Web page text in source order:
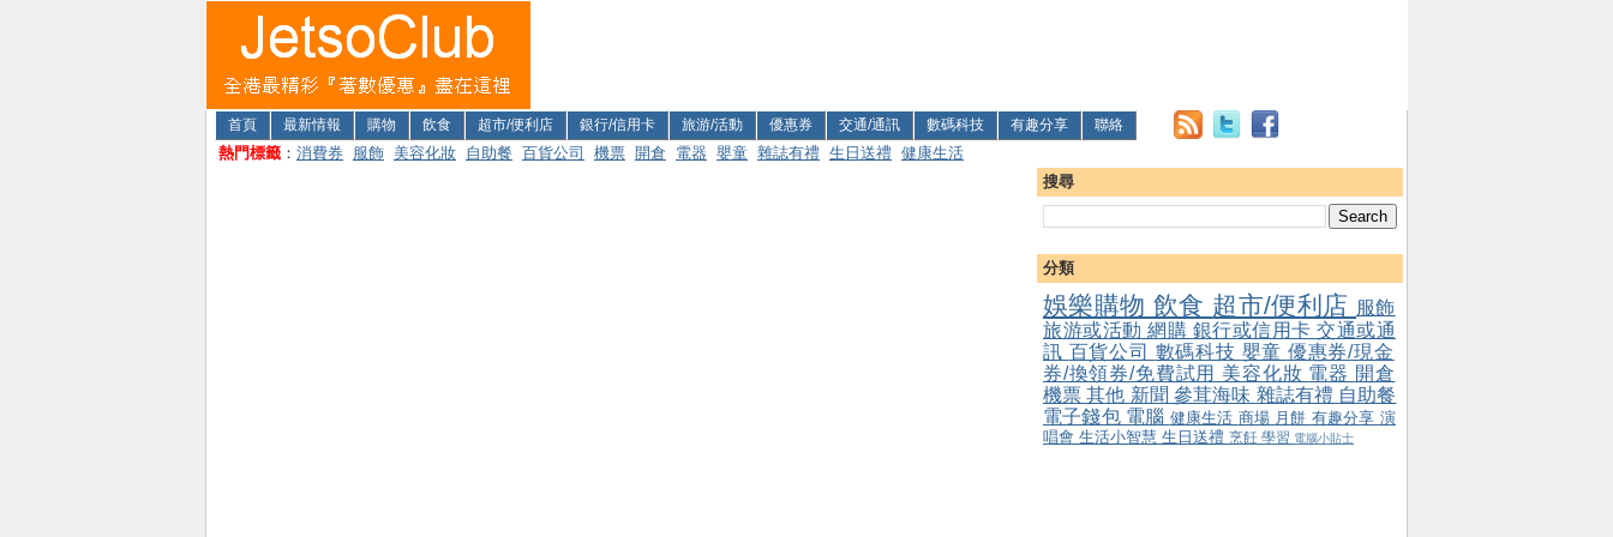
首頁 最新情報 購物 飲食 超市/便利店 銀行/信用卡 旅游/活動 優惠券 交通/通訊 數碼科技 有趣分享 聯絡
熱門標籤 ： 消費券 服飾 美容化妝 自助餐 百貨公司 機票 開倉 電器 嬰童 雜誌有禮 生日送禮 健康生活
搜尋
分類
娛樂購物 飲食 超市/便利店 服飾
旅游或活動 網購 銀行或信用卡 交通或通
訊 百貨公司 數碼科技 嬰童 優惠券/現金
券/換領券/免費試用 美容化妝 電器 開倉
機票其他 新聞參茸海味 雜誌有禮 自助餐
電子錢包 電腦 健康生活 商場 月餅 有趣分享 演
唱會 生活小智慧 生日送禮 烹飪 學習 電腦小貼士